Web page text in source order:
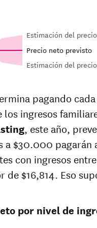
Estimación del
Precio neto previsto
Estimación del
at
of
at
International
College of
Broadcasting
$24,816
pagando
los ingresos
, este año,
a $30.000 pagarán
con ingresos
de $16,814. Eso
por nivel de